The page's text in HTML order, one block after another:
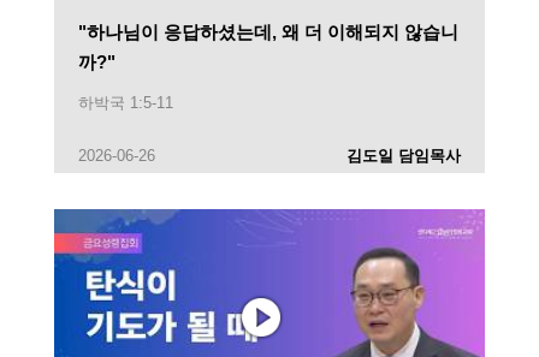
"하나님이 응답하셨는데, 왜 더 이해되지 않습니
까?"
하박국 1:5-11
2026-06-26 김도일 담임목사